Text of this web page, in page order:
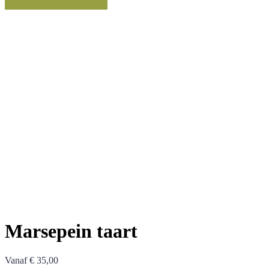
Marsepein taart
Vanaf€ 35,00